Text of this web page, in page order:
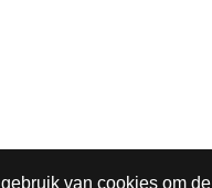
van cookies om de